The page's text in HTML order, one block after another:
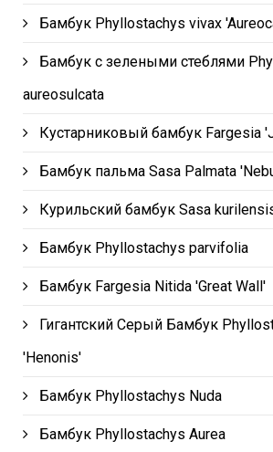
Бамбук Phyllostachys vivax
Бамбук с зелеными стеблями
aureosulcata
Кустарниковый бамбук Fargesia
Бамбук пальма Sasa Palmata
Курильский бамбук Sasa
Бамбук Phyllostachys parvifolia
Бамбук Fargesia Nitida 'Great Wall'
Гигантский Серый Бамбук
'Henonis'
Бамбук Phyllostachys Nuda
Бамбук Phyllostachys Aurea